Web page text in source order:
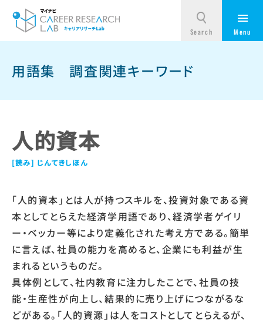
用語集調査関連キーワード
人的資本
じんてきしほん
「人的資本」とは人が持つスキルを、投資対象である資
本としてとらえた経済学用語であり、経済学者ゲイリ
ー・ベッカー等により定義化された考え方である。簡単
に言えば、社員の能力を高めると、企業にも利益が生
まれるというものだ。
具体例として、社内教育に注力したことで、社員の技
能・生産性が向上し、結果的に売り上げにつながるな
どがある。「人的資源」は人をコストとしてとらえるが、